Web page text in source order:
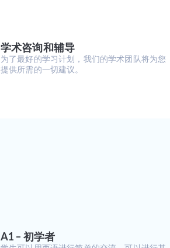
学术咨询和辅导
为了最好的学习计划，我们的学术团队将为您
提供所需的一切建议。
A1 – 初学者